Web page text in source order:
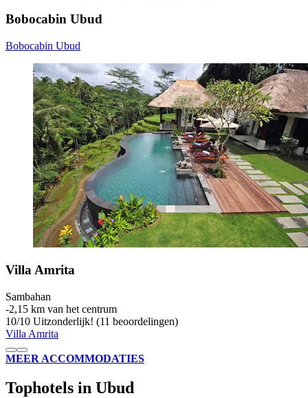
Bobocabin Ubud
Bobocabin Ubud
Villa Amrita
Sambahan
‐2,15 km van het centrum
10/10 Uitzonderlijk! (11 beoordelingen)
Villa Amrita
MEER ACCOMMODATIES
Tophotels in Ubud